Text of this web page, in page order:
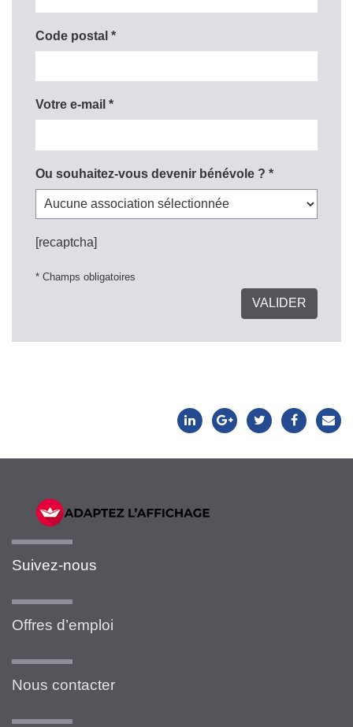
Code postal *
Votre e-mail *
Ou souhaitez-vous devenir bénévole ? *
[recaptcha]
* Champs obligatoires
Suivez-nous
Offres d’emploi
Nous contacter